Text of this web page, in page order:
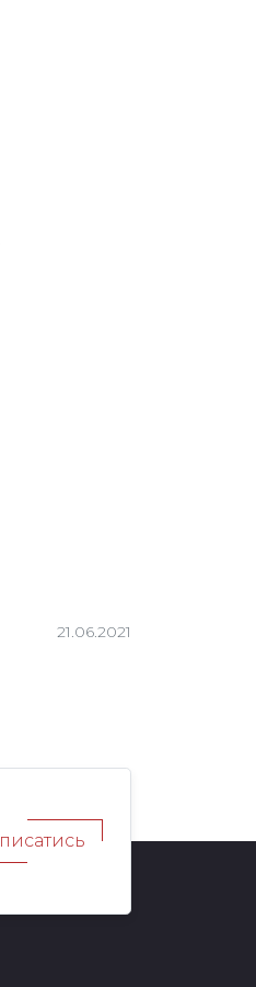
21.06.2021